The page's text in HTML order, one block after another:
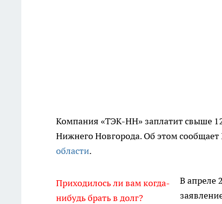
Компания «ТЭК-НН» заплатит свыше
Нижнего Новгорода. Об этом
области.
Приходилось ли вам когда-
нибудь брать в долг?
В апреле